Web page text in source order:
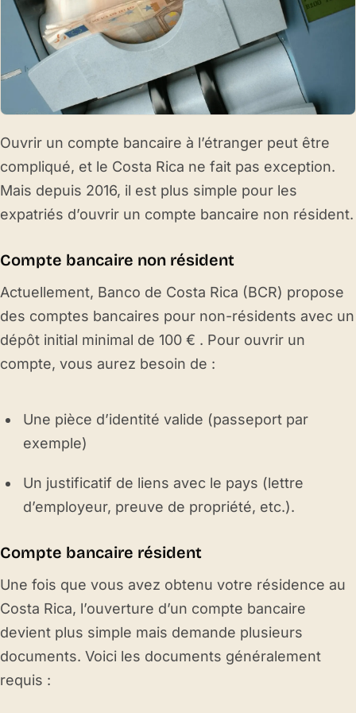
Ouvrir un compte bancaire à l’étranger peut être
compliqué, et le Costa Rica ne fait pas exception.
Mais depuis 2016, il est plus simple pour les
expatriés d’ouvrir un compte bancaire non résident.
Compte bancaire non résident
Actuellement, Banco de Costa Rica (BCR) propose
des comptes bancaires pour non-résidents avec un
dépôt initial minimal de 100 € . Pour ouvrir un
compte, vous aurez besoin de :
Une pièce d’identité valide (passeport par
exemple)
Un justificatif de liens avec le pays (lettre
d’employeur, preuve de propriété, etc.).
Compte bancaire résident
Une fois que vous avez obtenu votre résidence au
Costa Rica, l’ouverture d’un compte bancaire
devient plus simple mais demande plusieurs
documents. Voici les documents généralement
requis :